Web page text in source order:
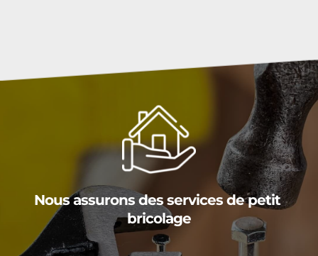
Nous assurons des services de petit
bricolage